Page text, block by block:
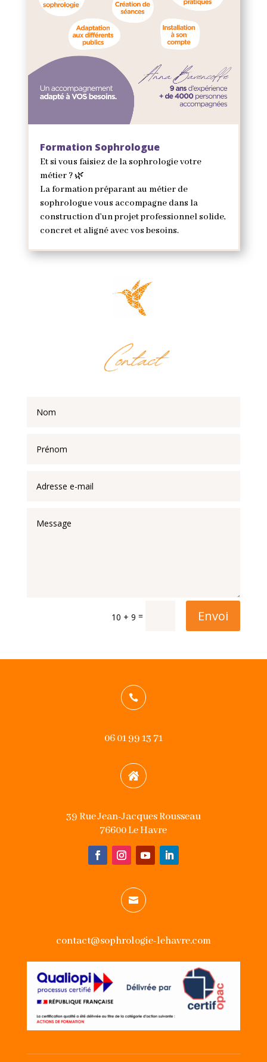
Formation Sophrologue
Et si vous faisiez de la sophrologie votre
métier ? 🌿
La formation préparant au métier de
sophrologue vous accompagne dans la
construction d’un projet professionnel solide,
concret et aligné avec vos besoins.
10 + 9 = Envoi

06 01 99 13 71

39 Rue Jean-Jacques Rousseau
76600 Le Havre

contact@sophrologie-lehavre.com